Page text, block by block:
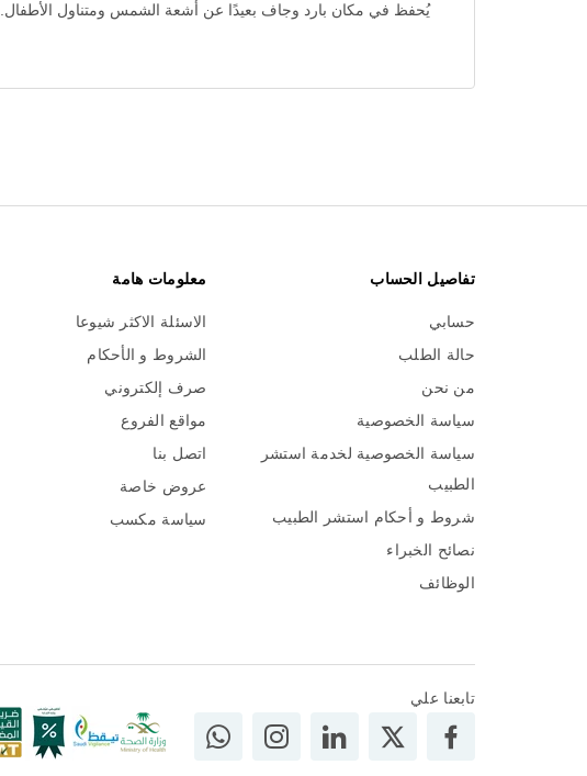
يُحفظ في مكان بارد وجاف بعيدًا عن أشعة الشمس ومتناول الأطفال.
تفاصيل الحساب
حسابي
حالة الطلب
من نحن
سياسة الخصوصية
سياسة الخصوصية لخدمة استشر
الطبيب
شروط و أحكام استشر الطبيب
نصائح الخبراء
الوظائف
معلومات هامة
الاسئلة الاكثر شيوعا
الشروط و الأحكام
صرف إلكتروني
مواقع الفروع
اتصل بنا
عروض خاصة
سياسة مكسب
تابعنا علي